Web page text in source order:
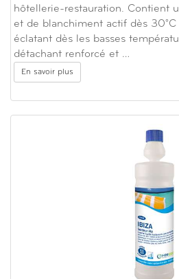
hôtellerie-restauration. Contient
et de blanchiment actif dès
éclatant dès les basses
détachant renforcé et …
En savoir plus